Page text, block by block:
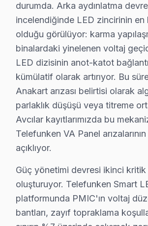
Dördüncü faktör — Parça temini:
Avcılar'deki Telefunken servis
İkinci pik — Mart sonu: Bahar
Üçüncü pik — Haziran: Ramazan
Beşinci pik — Kasım: Alışveriş
Telefunken VA Panel teknolojisinin
Güç yönetimi devresi ikinci kritik
Telefunken IPS panel mimarisinde
Avcılar'de Telefunken servisi
"bu marka VA Panel için orijinal
"Avcılar'nin her mahallesine
18 yıllık Avcılar servis arşivi,
Güncel tablo şu: aylık 77
Memnuniyet verisi yıllar içinde bir
durumda. Arka aydınlatma
incelendiğinde LED zincirinin en
olduğu görülüyor: karma
binalardaki yinelenen voltaj
LED dizisinin anot-katot
kümülatif olarak artırıyor. Bu
Anakart arızası belirtisi olarak
parlaklık düşüşü veya titreme
Avcılar kayıtlarımızda bu
Telefunken VA Panel
açıklıyor.
Güç yönetimi devresi ikinci kritik
oluşturuyor. Telefunken Smart
platformunda PMIC'ın voltaj
bantları, zayıf topraklama